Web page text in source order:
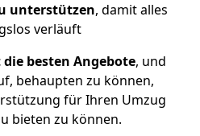
unterstützen, damit alles
verläuft
besten Angebote, und
behaupten zu können,
für Ihren Umzug
bieten zu können.